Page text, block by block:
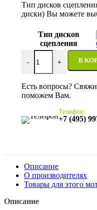
Тип дисков
диски) Вы можете
Тип дисков
сцепления
-
Количество товара
+ В
Есть вопросы?
поможем Вам.
Телефон:
+7 (495)
Описание
О производителях
Товары для этого
Описание